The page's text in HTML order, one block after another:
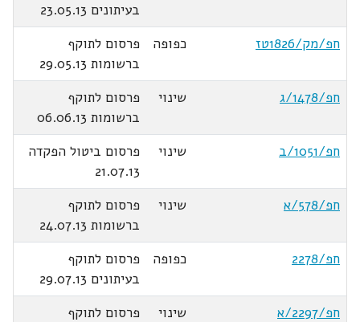
בעיתונים 23.05.13
חפ/מק/1826טז
כפופה
פרסום לתוקף
ברשומות 29.05.13
חפ/1478/ג
שינוי
פרסום לתוקף
ברשומות 06.06.13
חפ/1051/ב
שינוי
פרסום ביטול הפקדה
21.07.13
חפ/578/א
שינוי
פרסום לתוקף
ברשומות 24.07.13
חפ/2278
כפופה
פרסום לתוקף
בעיתונים 29.07.13
חפ/2297/א
שינוי
פרסום לתוקף